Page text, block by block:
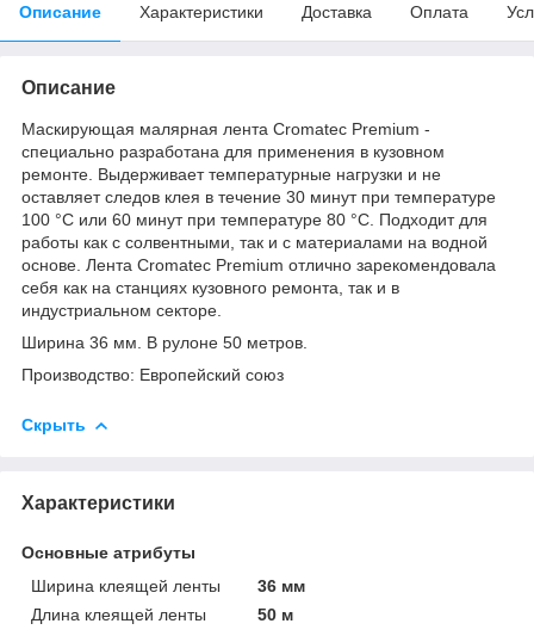
Описание Характеристики Доставка Оплата
Описание
Маскирующая малярная лента Cromatec Premium -
специально разработана для применения в кузовном
ремонте. Выдерживает температурные нагрузки и не
оставляет следов клея в течение 30 минут при температуре
100 °C или 60 минут при температуре 80 °C. Подходит для
работы как с солвентными, так и с материалами на водной
основе. Лента Сromatec Premium отлично зарекомендовала
себя как на станциях кузовного ремонта, так и в
индустриальном секторе.
Ширина 36 мм. В рулоне 50 метров.
Производство: Европейский союз
Скрыть
Характеристики
Основные атрибуты
Ширина клеящей ленты
36 мм
Длина клеящей ленты
50 м